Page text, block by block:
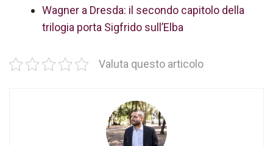
Wagner a Dresda: il secondo capitolo della
trilogia porta Sigfrido sull’Elba
Valuta questo articolo